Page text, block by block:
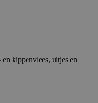
kippenvlees, uitjes en